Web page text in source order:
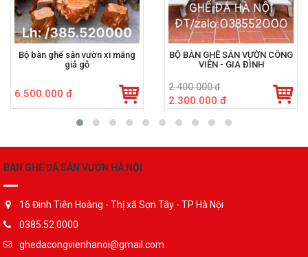
Bộ bàn ghế sân vườn xi măng
giả gỗ
6.500.000 đ
BỘ BÀN GHẾ SÂN VƯỜN CÔNG
VIÊN - GIA ĐÌNH
2.400.000 đ
2.300.000 đ
BÀN GHẾ ĐÁ SÂN VƯỜN HÀ NỘI
16 Đinh Tiên Hoàng - Thị xã Sơn Tây - TP Hà Nội
0385.52.0000
ghedacongvienhanoi@gmail.com